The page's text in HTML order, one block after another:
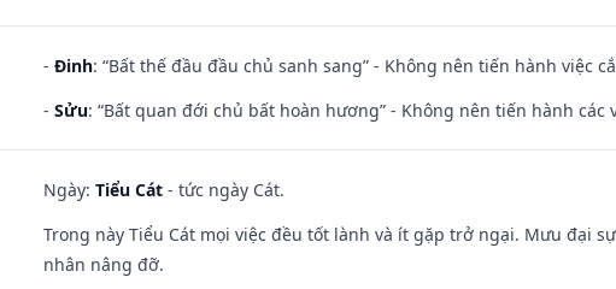
- Đinh: “Bất thế đầu đầu chủ sanh sang” - Không nên tiến hành việc
- Sửu: “Bất quan đới chủ bất hoàn hương” - Không nên tiến hành
Ngày: Tiểu Cát - tức ngày Cát.
Trong này Tiểu Cát mọi việc đều tốt lành và ít gặp trở ngại. Mưu đại
nhân nâng đỡ.